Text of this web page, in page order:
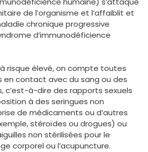
de l’organisme et l’affaiblit et
chronique progressive
d’immunodéficience
risque élevé, on compte toutes
en contact avec du sang ou des
c’est-à-dire des rapports sexuels
à des seringues non
de médicaments ou d’autres
stéroïdes ou drogues) ou
non stérilisées pour le
corporel ou l’acupuncture.